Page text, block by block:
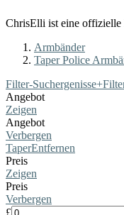
ChrisElli ist eine offizielle
Armbänder
Taper Police
Filter-Suchergenisse+
Angebot
Zeigen
Angebot
Verbergen
TaperEntfernen
Preis
Zeigen
Preis
Verbergen
£